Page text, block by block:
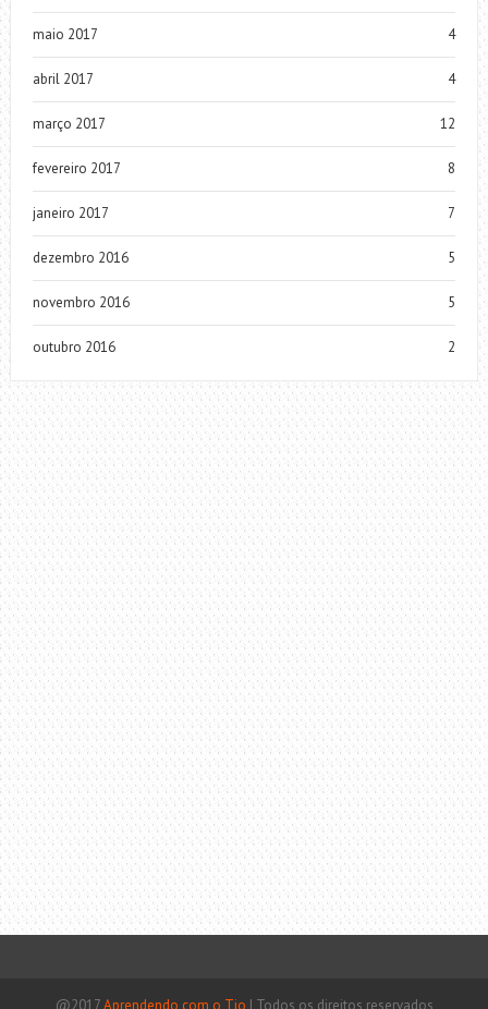
maio 2017 4
abril 2017 4
março 2017 12
fevereiro 2017 8
janeiro 2017 7
dezembro 2016 5
novembro 2016 5
outubro 2016 2
@2017Aprendendo com o Tio | Todos os direitos reservados